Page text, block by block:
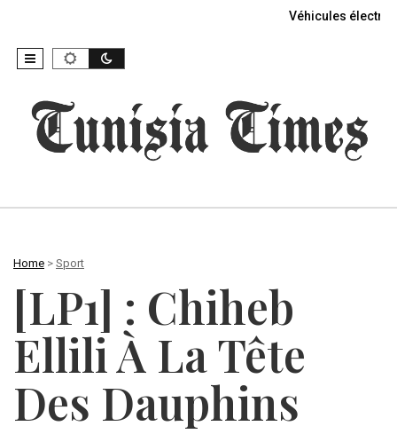
Véhicules
Home > Sport
[LP1] : Chiheb
Ellili À La Tête
Des Dauphins